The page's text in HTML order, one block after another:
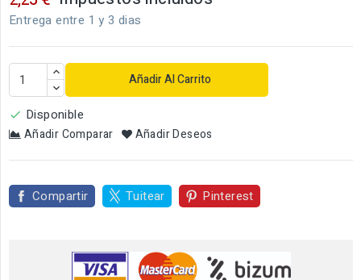
Entrega entre 1 y 3 dias
Añadir Al Carrito
 Disponible
Añadir Comparar Añadir Deseos
Compartir Tuitear Pinterest